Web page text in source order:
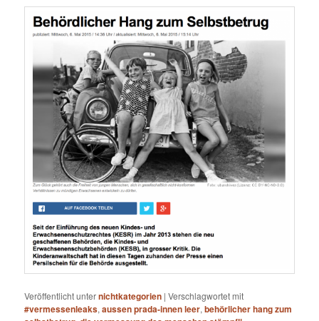
Veröffentlicht unternichtkategorien |Verschlagwortet mit
#vermessenleaks,aussen prada-innen leer,behörlicher hang zum